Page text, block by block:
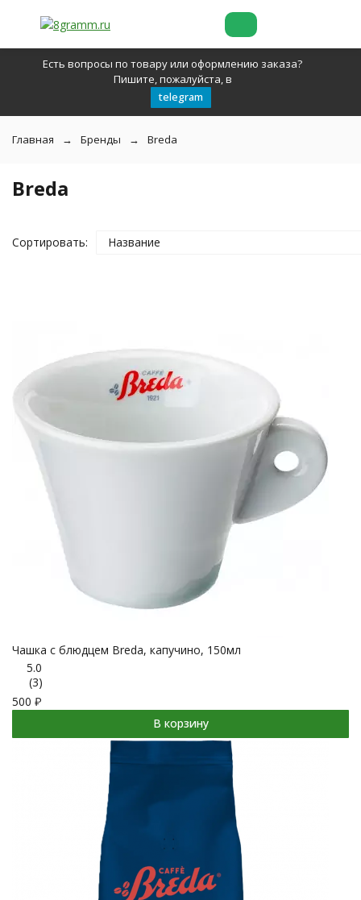
Есть вопросы по товару или оформлению заказа?
Пишите, пожалуйста, в
telegram
Главная Бренды Breda
Breda
Сортировать: Название
Чашка с блюдцем Breda, капучино, 150мл
5.0
(3)
500 ₽
В корзину